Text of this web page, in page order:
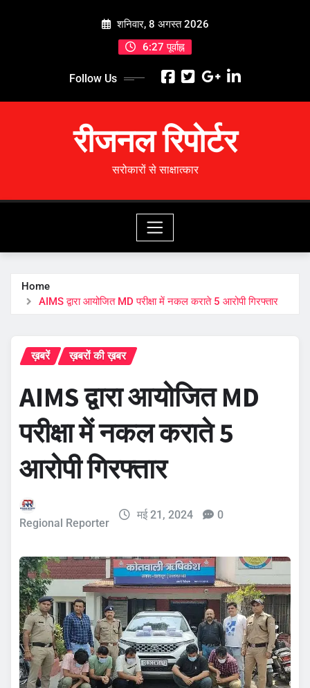
शनिवार, 8 अगस्त 2026
6:27 पूर्वाह्न
Follow Us
रीजनल रिपोर्टर
सरोकारों से साक्षात्कार
Home
AIMS द्वारा आयोजित MD परीक्षा में नकल कराते 5 आरोपी गिरफ्तार
ख़बरें ख़बरों की ख़बर
AIMS द्वारा आयोजित MD
परीक्षा में नकल कराते 5
आरोपी गिरफ्तार
Regional Reporter
मई 21, 2024 0